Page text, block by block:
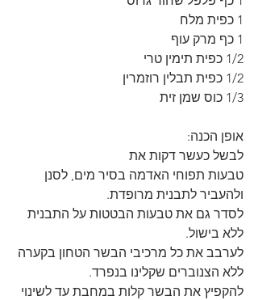
1 כפית מלח
1 כף מרק עוף
1/2 כפית תימין טרי
1/2 כפית תבלין רוזמרין
1/3 כוס שמן זית
אופן הכנה:
לבשל כעשר דקות את
טבעות תפוחי האדמה בסיר מים, לסנן
ולהעביר לתבנית מרופדת.
לסדר גם את טבעות הבטטות על התבנית
ללא בישול.
לערבב את כל מרכיבי הבשר הטחון בקערה
ללא הצנוברים שקלינו בנפרד.
להקפיץ את הבשר קלות במחבת עד לשינוי